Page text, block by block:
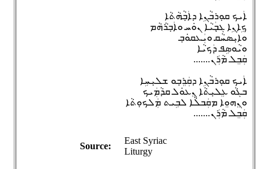
ܐܲܝܟ ܩܘܼܪܒܵܢܹܐ ܕܐܲܒ݂ܵܗܵܬܵܐ
ܟܹܐܢܹܐ ܓܒ݂ܲܝܵܐ ܢܘܿܚ ܘܐܲܒ݂ܪܵܗܵܡ
ܘܐܝܼܣܚܵܩ ܘܝܲܥܩܘܿܒ݂
ܘܝܵܘܣܹܦ ܕܲܟܝܵܐ
.......ܩܲܒܸܠ ܡܵܪܲܢ
ܐܲܝܟ ܩܘܼܪܒܵܢܹܐ ܕܩܲܪܸܒ݂ܘ ܫܠܝܼܚܹܐ
ܒܓܵܘ ܥܸܠܝܼܬܵܐ ܢܸܥܘܿܠ ܩܕܵܡܲܝܟ
ܘܢܸܗܘܸܐ ܡܩܲܒܠܵܐ ܠܒܹܝܬ ܡܲܠܟܘܼܬܵܐ
.......ܩܲܒܸܠ ܡܵܪܲܢ
Source:
East Syriac
Liturgy